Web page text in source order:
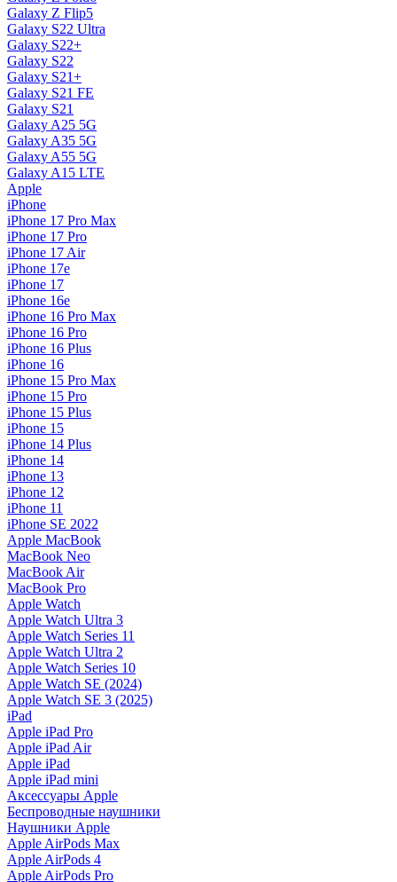
Galaxy Z Flip5
Galaxy S22 Ultra
Galaxy S22+
Galaxy S22
Galaxy S21+
Galaxy S21 FE
Galaxy S21
Galaxy A25 5G
Galaxy A35 5G
Galaxy A55 5G
Galaxy A15 LTE
Apple
iPhone
iPhone 17 Pro Max
iPhone 17 Pro
iPhone 17 Air
iPhone 17e
iPhone 17
iPhone 16e
iPhone 16 Pro Max
iPhone 16 Pro
iPhone 16 Plus
iPhone 16
iPhone 15 Pro Max
iPhone 15 Pro
iPhone 15 Plus
iPhone 15
iPhone 14 Plus
iPhone 14
iPhone 13
iPhone 12
iPhone 11
iPhone SE 2022
Apple MacBook
MacBook Neo
MacBook Air
MacBook Pro
Apple Watch
Apple Watch Ultra 3
Apple Watch Series 11
Apple Watch Ultra 2
Apple Watch Series 10
Apple Watch SE (2024)
Apple Watch SE 3 (2025)
iPad
Apple iPad Pro
Apple iPad Air
Apple iPad
Apple iPad mini
Аксессуары Apple
Беспроводные наушники
Наушники Apple
Apple AirPods Max
Apple AirPods 4
Apple AirPods Pro